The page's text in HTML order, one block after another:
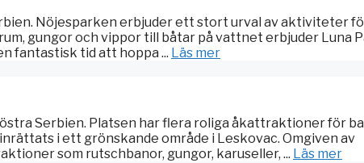
Nöjesparken erbjuder ett stort urval av aktiviteter
gungor och vippor till båtar på vattnet erbjuder Luna
fantastisk tid att hoppa ... Läs mer
Serbien. Platsen har flera roliga åkattraktioner för
i ett grönskande område i Leskovac. Omgiven av
som rutschbanor, gungor, karuseller, ... Läs mer